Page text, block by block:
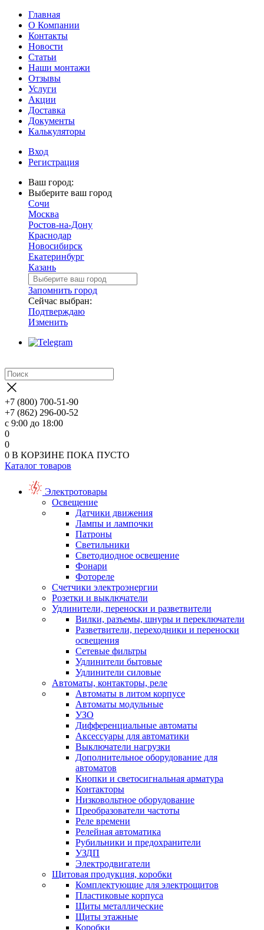
Главная
О Компании
Контакты
Новости
Статьи
Наши монтажи
Отзывы
Услуги
Акции
Доставка
Документы
Калькуляторы
Вход
Регистрация
Ваш город:
Выберите ваш город
Сочи
Москва
Ростов-на-Дону
Краснодар
Новосибирск
Екатеринбург
Казань
Запомнить город
Сейчас выбран:
Подтверждаю
Изменить
+7 (800) 700-51-90
+7 (862) 296-00-52
с 9:00 до 18:00
0
0
0 В КОРЗИНЕ ПОКА ПУСТО
Каталог товаров
Электротовары
Освещение
Датчики движения
Лампы и лампочки
Патроны
Светильники
Светодиодное освещение
Фонари
Фотореле
Счетчики электроэнергии
Розетки и выключатели
Удлинители, переноски и разветвители
Вилки, разъемы, шнуры и переключатели
Разветвители, переходники и переноски
освещения
Сетевые фильтры
Удлинители бытовые
Удлинители силовые
Автоматы, контакторы, реле
Автоматы в литом корпусе
Автоматы модульные
УЗО
Дифференциальные автоматы
Аксессуары для автоматики
Выключатели нагрузки
Дополнительное оборудование для
автоматов
Кнопки и светосигнальная арматура
Контакторы
Низковольтное оборудование
Преобразователи частоты
Реле времени
Релейная автоматика
Рубильники и предохранители
УЗДП
Электродвигатели
Щитовая продукция, коробки
Комплектующие для электрощитов
Пластиковые корпуса
Щиты металлические
Щиты этажные
Коробки